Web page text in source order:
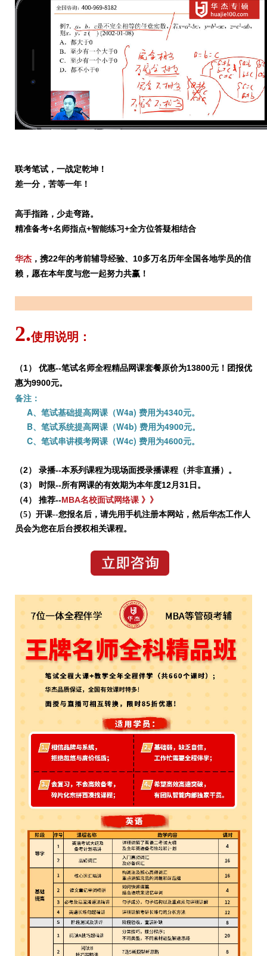
联考笔试，一战定乾坤！
差一分，苦等一年！
高手指路，少走弯路。
精准备考+名师指点+智能练习+全方位答疑相结合
华杰 ，携22年的考前辅导经验、10多万名历年全国各地学员的信
赖， 愿在本年度与您一起努力共赢！
2.使用说明：
（1） 优惠--笔试名师全程精品网课套餐原价为13800元！团报优
惠为9900元。
备注：
A、笔试基础提高网课（W4a) 费用为4340元。
B、笔试系统提高网课（W4b) 费用为4900元。
C、笔试串讲模考网课（W4c) 费用为4600元。
（2） 录播--本系列课程为现场面授录播课程（并非直播）。
（3） 时限--所有网课的有效期为本年度12月31日。
（4） 推荐--MBA名校面试网络课 》》
（5）开课--您报名后，请先用手机注册本网站，然后华杰工作人
员会为您在后台授权相关课程。